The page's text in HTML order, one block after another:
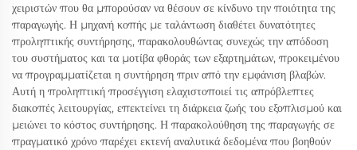
χειριστών που θα μπορούσαν να θέσουν σε κίνδυνο την ποιότητα της
παραγωγής. Η μηχανή κοπής με ταλάντωση διαθέτει δυνατότητες
προληπτικής συντήρησης, παρακολουθώντας συνεχώς την απόδοση
του συστήματος και τα μοτίβα φθοράς των εξαρτημάτων, προκειμένου
να προγραμματίζεται η συντήρηση πριν από την εμφάνιση βλαβών.
Αυτή η προληπτική προσέγγιση ελαχιστοποιεί τις απρόβλεπτες
διακοπές λειτουργίας, επεκτείνει τη διάρκεια ζωής του εξοπλισμού και
μειώνει το κόστος συντήρησης. Η παρακολούθηση της παραγωγής σε
πραγματικό χρόνο παρέχει εκτενή αναλυτικά δεδομένα που βοηθούν